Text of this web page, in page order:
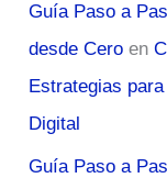
Guía Paso a
desde Cero en
Estrategias
Digital
Guía Paso a